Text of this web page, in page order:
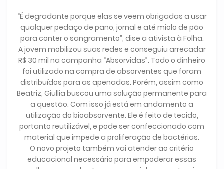
“É degradante porque elas se veem obrigadas a usar
qualquer pedaço de pano, jornal e até miolo de pão
para conter o sangramento”, dise a ativista à Folha.
A jovem mobilizou suas redes e conseguiu arrecadar
R$ 30 mil na campanha “Absorvidas”. Todo o dinheiro
foi utilizado na compra de absorventes que foram
distribuídos para as apenadas. Porém, assim como
Beatriz, Giullia buscou uma solução permanente para
a questão. Com isso já está em andamento a
utilização do bioabsorvente. Ele é feito de tecido,
portanto reutilizável, e pode ser confeccionado com
material que impede a proliferação de bactérias.
O novo projeto também vai atender ao critério
educacional necessário para empoderar essas